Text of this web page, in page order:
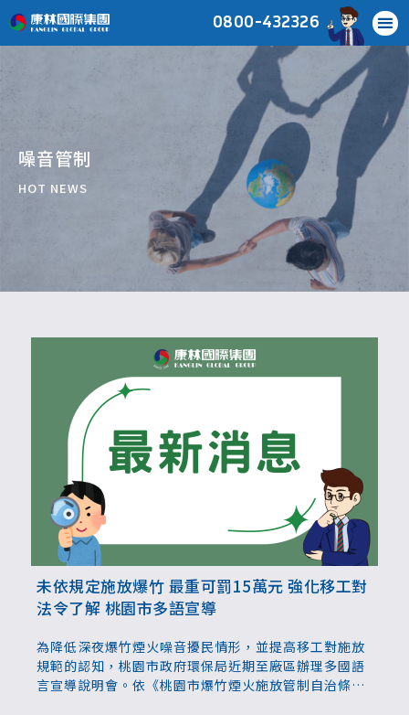
0800-432326
噪音管制
HOT NEWS
未依規定施放爆竹 最重可罰15萬元 強化移工對
法令了解 桃園市多語宣導
為降低深夜爆竹煙火噪音擾民情形，並提高移工對施放
規範的認知，桃園市政府環保局近期至廠區辦理多國語
言宣導說明會。依《桃園市爆竹煙火施放管制自治條